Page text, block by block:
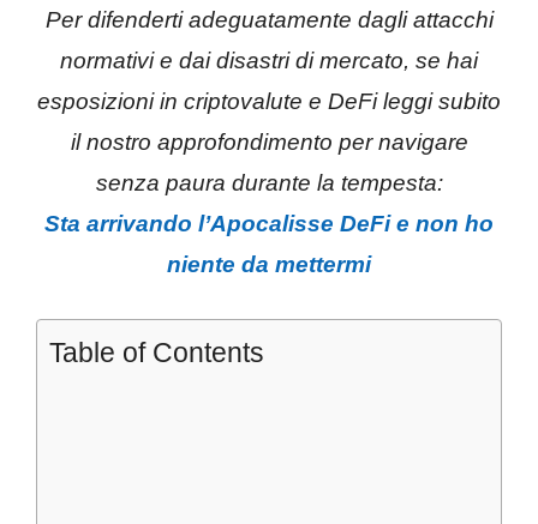
Per difenderti adeguatamente dagli attacchi
normativi e dai disastri di mercato, se hai
esposizioni in criptovalute e DeFi leggi subito
il nostro approfondimento per navigare
senza paura durante la tempesta:
Sta arrivando l’Apocalisse DeFi e non ho
niente da mettermi
Table of Contents